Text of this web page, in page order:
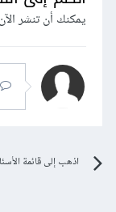
يمكنك أن تنشر
اذهب إلى قائمة